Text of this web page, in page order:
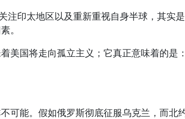
注印太地区以及重新重视自身半球，其实
。
美国将走向孤立主义；它真正意味着的
可能。假如俄罗斯彻底征服乌克兰，而